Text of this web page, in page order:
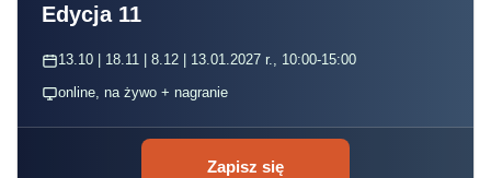
Edycja 11
13.10 | 18.11 | 8.12 | 13.01.2027 r., 10:00-15:00
online, na żywo + nagranie
Zapisz się